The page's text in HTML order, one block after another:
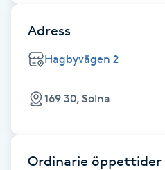
Gel naglar
Gelenaglar
Adress
Hagbyvägen 2
169 30, Solna
Ordinarie öppettider